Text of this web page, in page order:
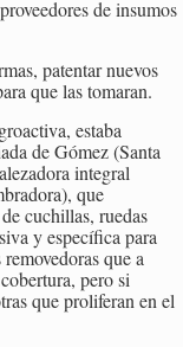
de insumos
patentar nuevos
que las tomaran.
estaba
de Gómez (Santa
integral
que
cuchillas, ruedas
y específica para
que a
pero si
que proliferan en el